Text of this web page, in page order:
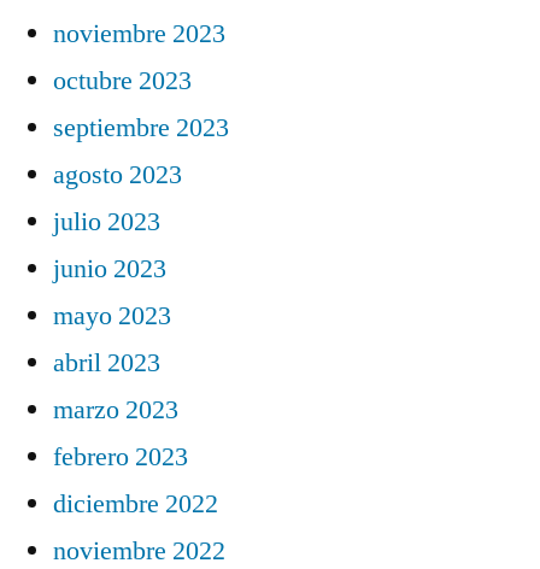
noviembre 2023
octubre 2023
septiembre 2023
agosto 2023
julio 2023
junio 2023
mayo 2023
abril 2023
marzo 2023
febrero 2023
diciembre 2022
noviembre 2022